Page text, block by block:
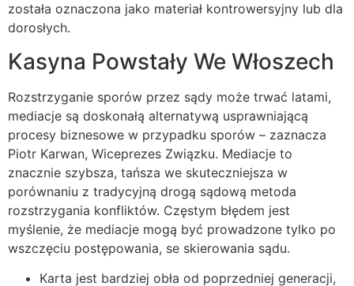
została oznaczona jako materiał kontrowersyjny lub dla
dorosłych.
Kasyna Powstały We Włoszech
Rozstrzyganie sporów przez sądy może trwać latami,
mediacje są doskonałą alternatywą usprawniającą
procesy biznesowe w przypadku sporów – zaznacza
Piotr Karwan, Wiceprezes Związku. Mediacje to
znacznie szybsza, tańsza we skuteczniejsza w
porównaniu z tradycyjną drogą sądową metoda
rozstrzygania konfliktów. Częstym błędem jest
myślenie, że mediacje mogą być prowadzone tylko po
wszczęciu postępowania, se skierowania sądu.
Karta jest bardziej obła od poprzedniej generacji,